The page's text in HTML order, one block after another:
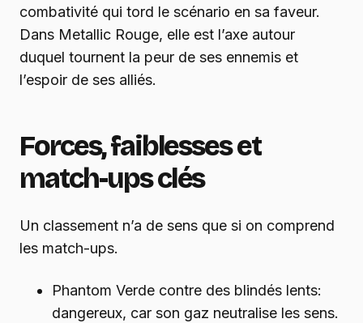
combativité qui tord le scénario en sa faveur.
Dans Metallic Rouge, elle est l’axe autour
duquel tournent la peur de ses ennemis et
l’espoir de ses alliés.
Forces, faiblesses et
match-ups clés
Un classement n’a de sens que si on comprend
les match-ups.
Phantom Verde contre des blindés lents:
dangereux, car son gaz neutralise les sens.